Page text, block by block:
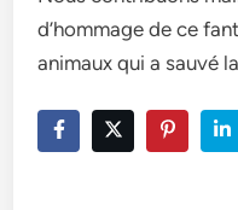
d’hommage de ce
animaux qui a sauvé